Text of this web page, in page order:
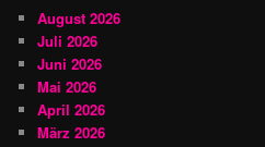
August 2026
Juli 2026
Juni 2026
Mai 2026
April 2026
März 2026